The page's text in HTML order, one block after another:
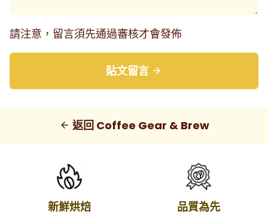
請注意，留言須先通過審核才會發佈
貼文留言 arrow_forward
arrow_back 返回 Coffee Gear & Brew
新鮮烘焙 品質為先